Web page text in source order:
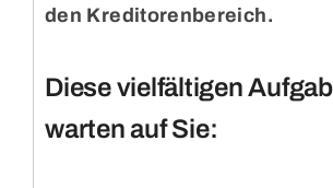
Kontakt
den Kreditorenbereich.
Diese vielfältigen
warten auf Sie: